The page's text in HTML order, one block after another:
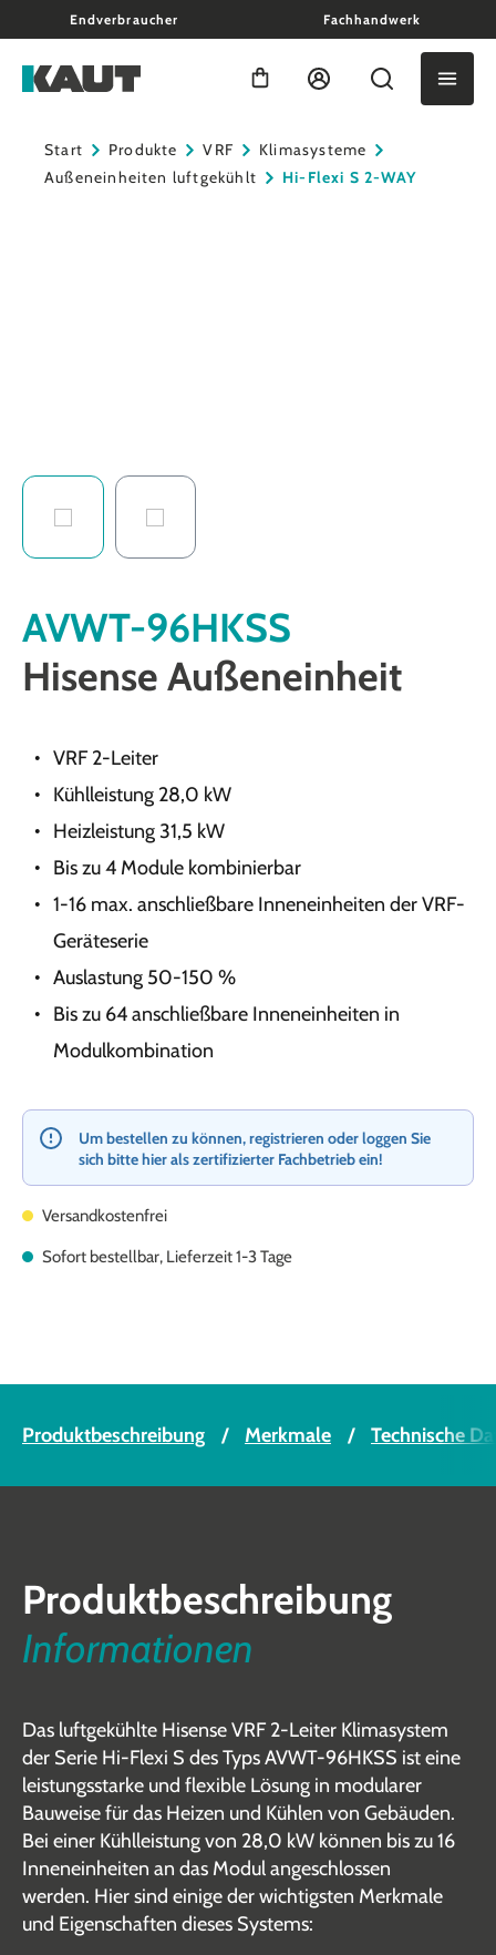
springenEndverbraucher Fachhandwerk
Warenkorb enthält 0
Start Produkte VRF
Klimasysteme
Außeneinheiten luftgekühlt
Hi-Flexi S 2-WAY
AVWT-96HKSS
Hisense Außeneinheit
VRF 2-Leiter
Kühlleistung 28,0 kW
Heizleistung 31,5 kW
Bis zu 4 Module kombinierbar
1-16 max. anschließbare Inneneinheiten der VRF-
Geräteserie
Auslastung 50-150 %
Bis zu 64 anschließbare Inneneinheiten in
Modulkombination
Um bestellen zu können, registrieren oder loggen Sie
sich bitte hier als zertifizierter Fachbetrieb ein!
Versandkostenfrei
Sofort bestellbar, Lieferzeit 1-3 Tage
Produktbeschreibung Merkmale Technische
Produktbeschreibung
Informationen
Das luftgekühlte Hisense VRF 2-Leiter Klimasystem
der Serie Hi-Flexi S des Typs AVWT-96HKSS ist eine
leistungsstarke und flexible Lösung in modularer
Bauweise für das Heizen und Kühlen von Gebäuden.
Bei einer Kühlleistung von 28,0 kW können bis zu 16
Inneneinheiten an das Modul angeschlossen
werden. Hier sind einige der wichtigsten Merkmale
und Eigenschaften dieses Systems: